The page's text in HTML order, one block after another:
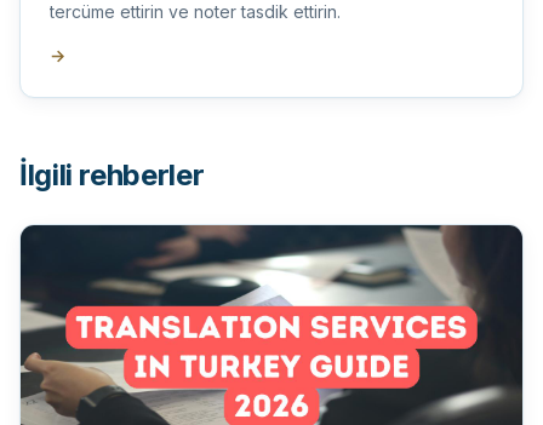
tercüme ettirin ve noter tasdik ettirin.
→
İlgili rehberler